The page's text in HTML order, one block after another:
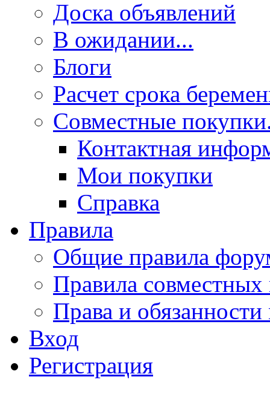
Доска объявлений
В ожидании...
Блоги
Расчет срока
Совместные
Контактная
Мои покупки
Справка
Правила
Общие правила
Правила совместных
Права и
Вход
Регистрация